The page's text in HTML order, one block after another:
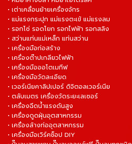
• เต่าเคลื่อนย้ายเครื่องจักร
• แม่แรงกระปุก แม่แรงตะเข้ แม่แรงลม
• รอกโซ่ รอดโยก รอกไฟฟ้า รอกสลิง
• สว่านแท่นแม่เหล็ก แท่นสว่าน
• เครื่องมือก่อสร้าง
• เครื่องต๊าปเกลียวไฟฟ้า
• เครื่องมือออโตเมทีฟ
• เครื่องมือวัดละเอียด
• เวอร์เนียคาลิปเปอร์ ดิจิตอลเวอร์เนีย
• ตลับเมตร เครื่องวัดระยะเลเซอร์
• เครื่องฉีดน้ำแรงดันสูง
• เครื่องดูดฝุ่นอุตสาหกรรม
• เครื่องล้างท่ออุตสาหกรรม
• เครื่องมือเวิร์คช็อป DIY